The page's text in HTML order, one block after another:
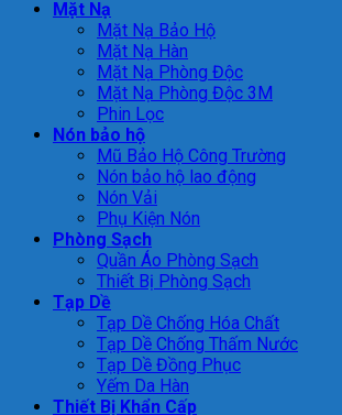
Mặt Nạ
Mặt Nạ Bảo Hộ
Mặt Nạ Hàn
Mặt Nạ Phòng Độc
Mặt Nạ Phòng Độc 3M
Phin Lọc
Nón bảo hộ
Mũ Bảo Hộ Công Trường
Nón bảo hộ lao động
Nón Vải
Phụ Kiện Nón
Phòng Sạch
Quần Áo Phòng Sạch
Thiết Bị Phòng Sạch
Tạp Dề
Tạp Dề Chống Hóa Chất
Tạp Dề Chống Thấm Nước
Tạp Dề Đồng Phục
Yếm Da Hàn
Thiết Bị Khẩn Cấp